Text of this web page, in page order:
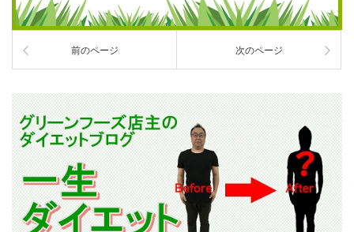
前のページ 次のページ